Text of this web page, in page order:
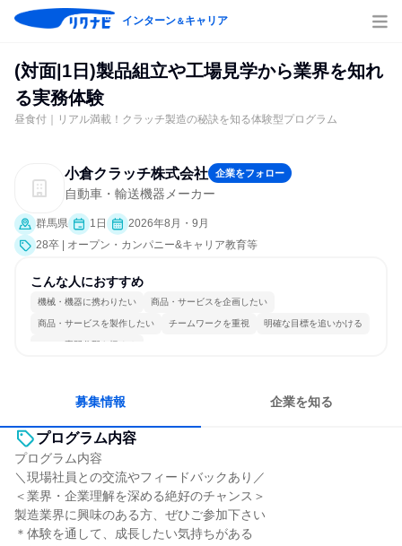
インターン＆キャリア
(対面|1日)製品組立や工場見学から業界を知れ
る実務体験
昼食付｜リアル満載！クラッチ製造の秘訣を知る体験型プログラム
小倉クラッチ株式会社 企業をフォロー
自動車・輸送機器メーカー
群馬県 1日
2026年8月・9月
28卒 | オープン・カンパニー&キャリア教育等
こんな人におすすめ
機械・機器に携わりたい 商品・サービスを企画したい
商品・サービスを製作したい チームワークを重視 明確な目標を追いかける
一つの専門分野を極める
募集情報 企業を知る
プログラム内容
プログラム内容
＼現場社員との交流やフィードバックあり／
＜業界・企業理解を深める絶好のチャンス＞
製造業界に興味のある方、ぜひご参加下さい
＊体験を通して、成長したい気持ちがある